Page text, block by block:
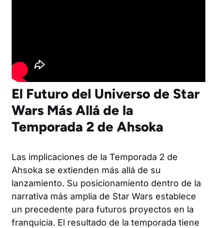
El Futuro del Universo de Star
Wars Más Allá de la
Temporada 2 de Ahsoka
Las implicaciones de la Temporada 2 de
Ahsoka se extienden más allá de su
lanzamiento. Su posicionamiento dentro de la
narrativa más amplia de Star Wars establece
un precedente para futuros proyectos en la
franquicia. El resultado de la temporada tiene